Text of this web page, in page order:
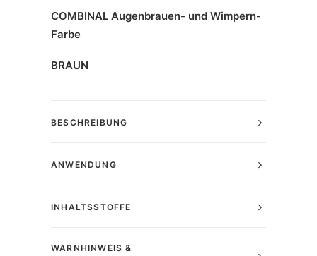
COMBINAL Augenbrauen- und Wimpern-
Farbe
BRAUN
BESCHREIBUNG
ANWENDUNG
INHALTSSTOFFE
WARNHINWEIS &